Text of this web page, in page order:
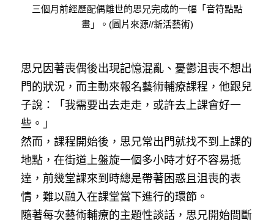
三個月前經歷配偶離世的思兄完成的一幅「音符點點
畫」。(圖片來源//新活藝術)
思兄因著喪偶後出現記憶混亂、憂鬱沮喪不想出
門的狀況，而主動來報名藝術輔療課程，他跟兒
子說：「我需要出去走走，或許去上課會好一
些。」
然而，課程開始後，思兄常出門就找不到上課的
地點，在街道上盤旋一個多小時才好不容易抵
達，前幾堂課來到時總是帶著困惑且沮喪的表
情，難以融入在課堂當下進行的環節。
隨著每次藝術輔療的主題性談話，思兄開始間斷